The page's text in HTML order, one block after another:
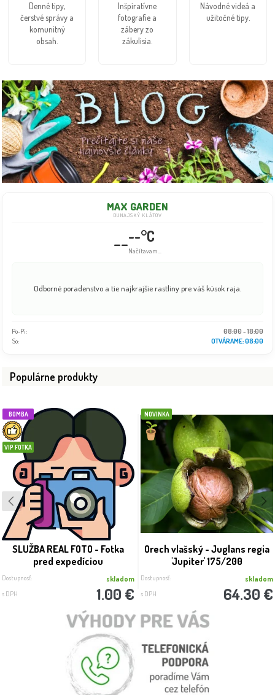
MAX GARDEN
DUNAJSKÝ KLÁTOV
--°C
Info dočasne nedostupné
Odborné poradenstvo a tie najkrajšie rastliny pre váš kúsok raja.
Po-Pi:
08:00 - 18:00
So:
08:00 - 16:00
Populárne produkty
BOMBA
VIP FOTKA
SLUŽBA REAL FOTO - Fotka
pred expedíciou
Dostupnosť: skladom
s DPH 1.00 €
NOVINKA
Orech vlašský - Juglans regia
'Jupiter' 175/200
Dostupnosť: skladom
s DPH 64.30 €
Denné tipy,
čerstvé správy a
komunitný
obsah.
Inšpiratívne
fotografie a
zábery zo
zákulisia.
Návodné videá a
užitočné tipy.